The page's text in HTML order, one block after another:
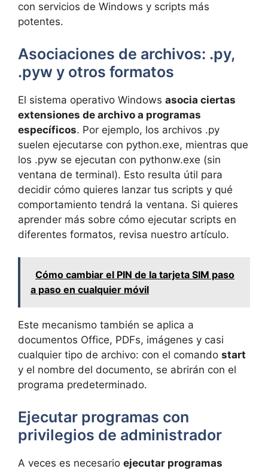
con servicios de Windows y scripts más
potentes.
Asociaciones de archivos: .py,
.pyw y otros formatos
El sistema operativo Windows asocia ciertas
extensiones de archivo a programas
específicos. Por ejemplo, los archivos .py
suelen ejecutarse con python.exe, mientras que
los .pyw se ejecutan con pythonw.exe (sin
ventana de terminal). Esto resulta útil para
decidir cómo quieres lanzar tus scripts y qué
comportamiento tendrá la ventana. Si quieres
aprender más sobre cómo ejecutar scripts en
diferentes formatos, revisa nuestro artículo.
Cómo cambiar el PIN de la tarjeta SIM paso
a paso en cualquier móvil
Este mecanismo también se aplica a
documentos Office, PDFs, imágenes y casi
cualquier tipo de archivo: con el comando start
y el nombre del documento, se abrirán con el
programa predeterminado.
Ejecutar programas con
privilegios de administrador
A veces es necesario ejecutar programas